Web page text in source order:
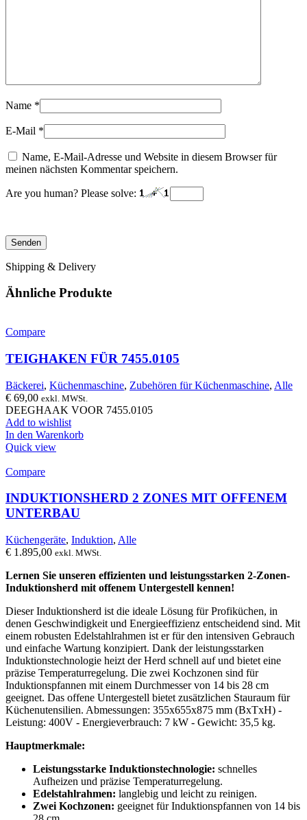
Name *
E-Mail *
Name, E-Mail-Adresse und Website in diesem Browser für
meinen nächsten Kommentar speichern.
Are you human? Please solve:
Shipping & Delivery
Ähnliche Produkte
Compare
TEIGHAKEN FÜR 7455.0105
Bäckerei, Küchenmaschine, Zubehören für Küchenmaschine, Alle
€ 69,00 exkl. MWSt.
DEEGHAAK VOOR 7455.0105
Add to wishlist
In den Warenkorb
Quick view
Compare
INDUKTIONSHERD 2 ZONES MIT OFFENEM
UNTERBAU
Küchengeräte, Induktion, Alle
€ 1.895,00 exkl. MWSt.
Lernen Sie unseren effizienten und leistungsstarken 2-Zonen-
Induktionsherd mit offenem Untergestell kennen!
Dieser Induktionsherd ist die ideale Lösung für Profiküchen, in
denen Geschwindigkeit und Energieeffizienz entscheidend sind. Mit
einem robusten Edelstahlrahmen ist er für den intensiven Gebrauch
und einfache Wartung konzipiert. Dank der leistungsstarken
Induktionstechnologie heizt der Herd schnell auf und bietet eine
präzise Temperaturregelung. Die zwei Kochzonen sind für
Induktionspfannen mit einem Durchmesser von 14 bis 28 cm
geeignet. Das offene Untergestell bietet zusätzlichen Stauraum für
Küchenutensilien. Abmessungen: 355x655x875 mm (BxTxH) -
Leistung: 400V - Energieverbrauch: 7 kW - Gewicht: 35,5 kg.
Hauptmerkmale:
Leistungsstarke Induktionstechnologie: schnelles
Aufheizen und präzise Temperaturregelung.
Edelstahlrahmen: langlebig und leicht zu reinigen.
Zwei Kochzonen: geeignet für Induktionspfannen von 14 bis